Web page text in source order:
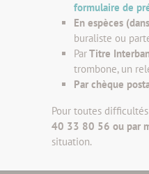
formulaire de
En espèces
buraliste ou
ParTitre
trombone, un
Par chèque
Pour toutes
40 33 80 56 ou par
situation.